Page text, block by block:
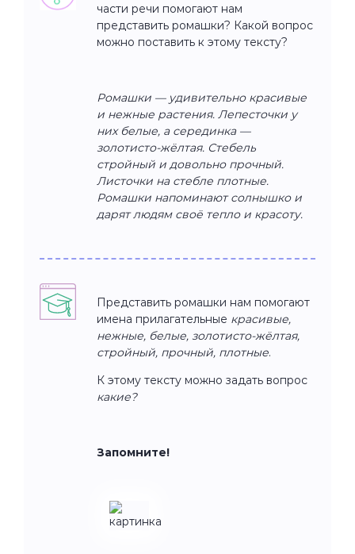
части речи помогают нам
представить ромашки? Какой вопрос
можно поставить к этому тексту?
Ромашки — удивительно красивые
и нежные растения. Лепесточки у
них белые, а серединка —
золотисто-жёлтая. Стебель
стройный и довольно прочный.
Листочки на стебле плотные.
Ромашки напоминают солнышко и
дарят людям своё тепло и красоту.
Представить ромашки нам помогают
имена прилагательные красивые,
нежные, белые, золотисто-жёлтая,
стройный, прочный, плотные.
К этому тексту можно задать вопрос
какие?
Запомните!